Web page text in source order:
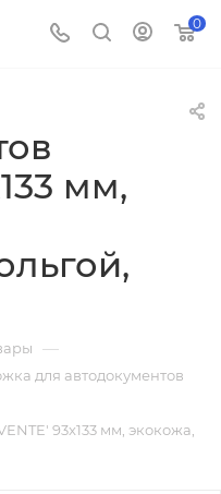
0
мм,
—
для автодокументов
93x133 мм, экокожа,